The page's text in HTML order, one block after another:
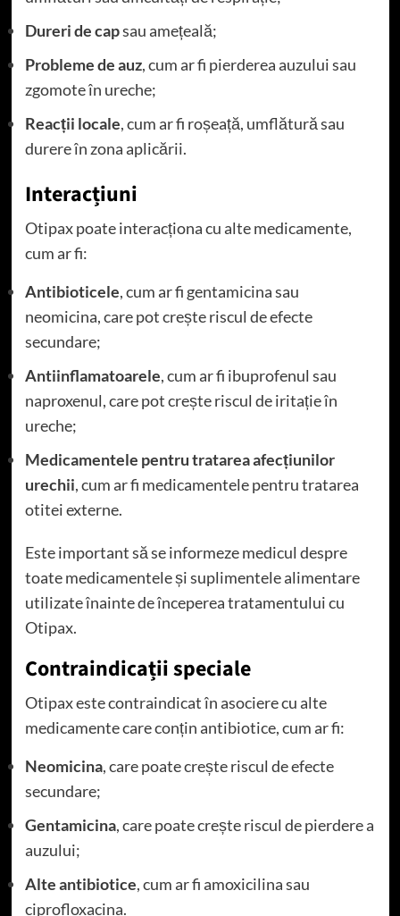
Dureri de capsau amețeală;
Probleme de auz, cum ar fi pierderea auzului sau
zgomote în ureche;
Reacții locale, cum ar fi roșeață, umflătură sau
durere în zona aplicării.
Interacțiuni
Otipax poate interacționa cu alte medicamente,
cum ar fi:
Antibioticele, cum ar fi gentamicina sau
neomicina, care pot crește riscul de efecte
secundare;
Antiinflamatoarele, cum ar fi ibuprofenul sau
naproxenul, care pot crește riscul de iritație în
ureche;
Medicamentele pentru tratarea afecțiunilor
urechii, cum ar fi medicamentele pentru tratarea
otitei externe.
Este important să se informeze medicul despre
toate medicamentele și suplimentele alimentare
utilizate înainte de începerea tratamentului cu
Otipax.
Contraindicații speciale
Otipax este contraindicat în asociere cu alte
medicamente care conțin antibiotice, cum ar fi:
Neomicina, care poate crește riscul de efecte
secundare;
Gentamicina, care poate crește riscul de pierdere a
auzului;
Alte antibiotice, cum ar fi amoxicilina sau
ciprofloxacina.